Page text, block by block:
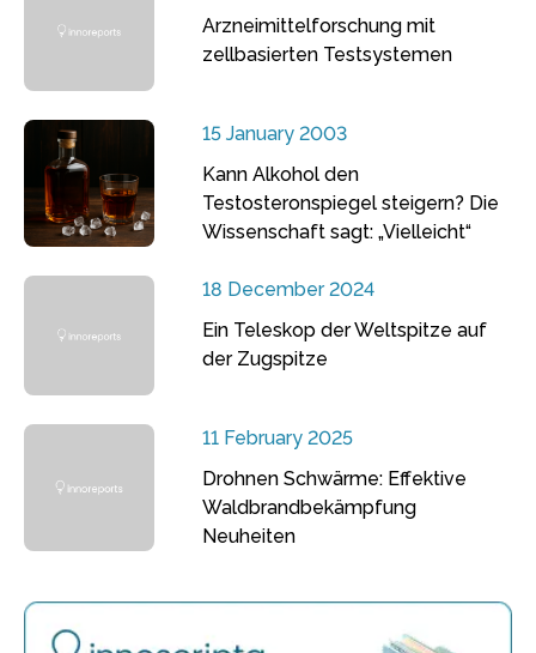
Arzneimittelforschung mit
zellbasierten Testsystemen
15 January 2003
Kann Alkohol den
Testosteronspiegel steigern? Die
Wissenschaft sagt: „Vielleicht“
18 December 2024
Ein Teleskop der Weltspitze auf
der Zugspitze
11 February 2025
Drohnen Schwärme: Effektive
Waldbrandbekämpfung
Neuheiten